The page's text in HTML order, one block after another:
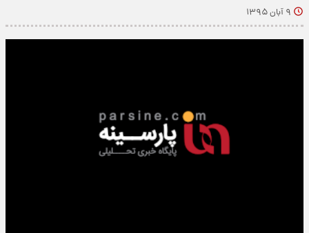
۹ آبان ۱۳۹۵